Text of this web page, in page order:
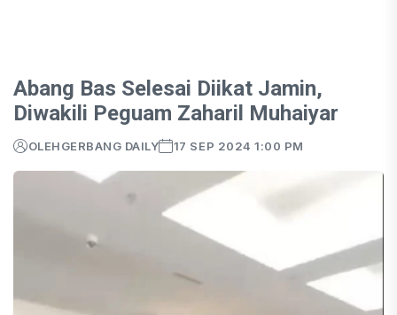
Abang Bas Selesai Diikat Jamin,
Diwakili Peguam Zaharil Muhaiyar
OLEHGERBANG DAILY 17 SEP 2024 1:00 PM